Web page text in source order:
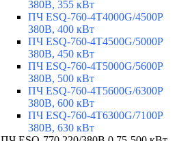
380В, 355 кВт
ПЧ ESQ-760-4T4000G/4500P
380В, 400 кВт
ПЧ ESQ-760-4T4500G/5000P
380В, 450 кВт
ПЧ ESQ-760-4T5000G/5600P
380В, 500 кВт
ПЧ ESQ-760-4T5600G/6300P
380В, 600 кВт
ПЧ ESQ-760-4T6300G/7100P
380В, 630 кВт